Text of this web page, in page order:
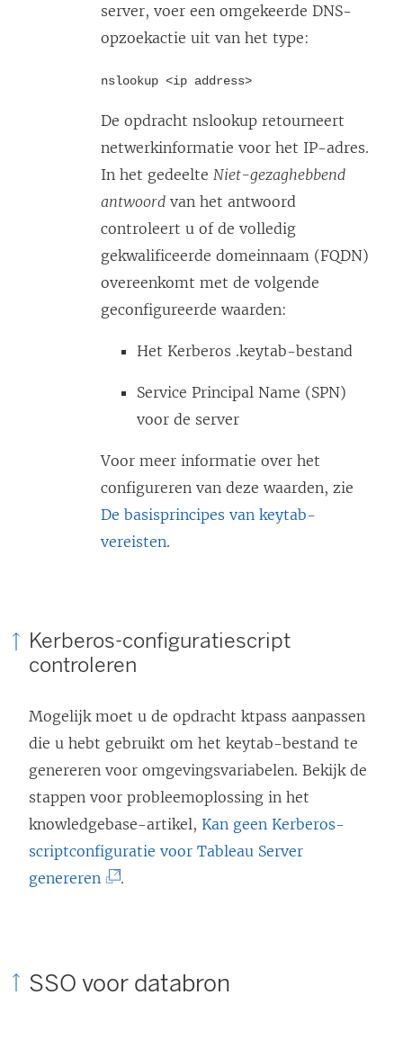
server, voer een omgekeerde DNS-
opzoekactie uit van het type:
nslookup <ip address>
De opdracht nslookup retourneert
netwerkinformatie voor het IP-adres.
In het gedeelte Niet-gezaghebbend
antwoord van het antwoord
controleert u of de volledig
gekwalificeerde domeinnaam (FQDN)
overeenkomt met de volgende
geconfigureerde waarden:
Het Kerberos .keytab-bestand
Service Principal Name (SPN)
voor de server
Voor meer informatie over het
configureren van deze waarden, zie
De basisprincipes van keytab-
vereisten.
Kerberos-configuratiescript
controleren
Mogelijk moet u de opdracht ktpass aanpassen
die u hebt gebruikt om het keytab-bestand te
genereren voor omgevingsvariabelen. Bekijk de
stappen voor probleemoplossing in het
knowledgebase-artikel, Kan geen Kerberos-
scriptconfiguratie voor Tableau Server
genereren
k
.
SSO voor databron